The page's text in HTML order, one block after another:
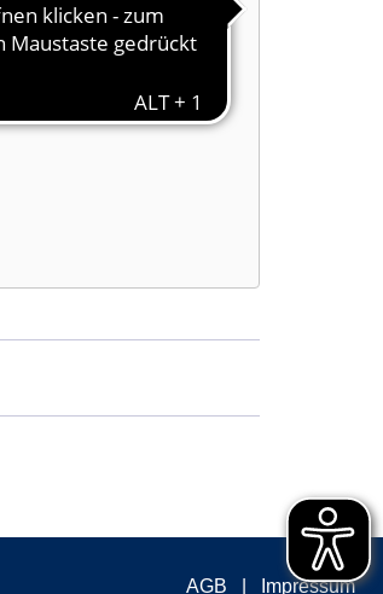
AGB Impressum